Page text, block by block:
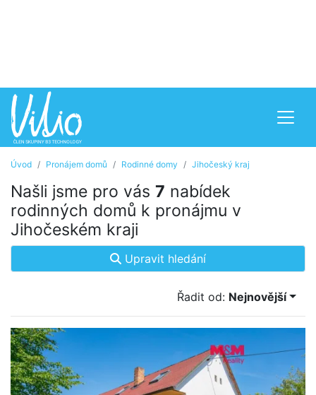
Úvod Pronájem domů Rodinné domy Jihočeský kraj
Našli jsme pro vás 7 nabídek
rodinných domů k pronájmu v
Jihočeském kraji
Upravit hledání
Řadit od: Nejnovější